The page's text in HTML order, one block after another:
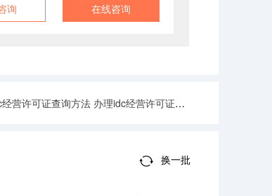
询 在线咨询
营许可证查询方法 办理idc经营许可证需要哪些资料
换一批